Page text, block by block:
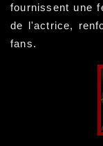
fournissent une
de l'actrice,
fans.